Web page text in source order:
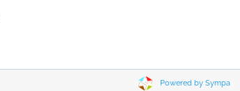
Powered by Sympa